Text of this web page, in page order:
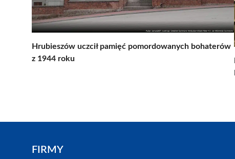
Hrubieszów uczcił pamięć pomordowanych bohaterów
z 1944 roku
FIRMY